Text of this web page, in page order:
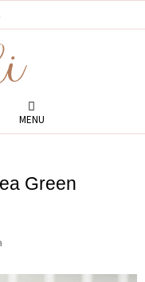
Green